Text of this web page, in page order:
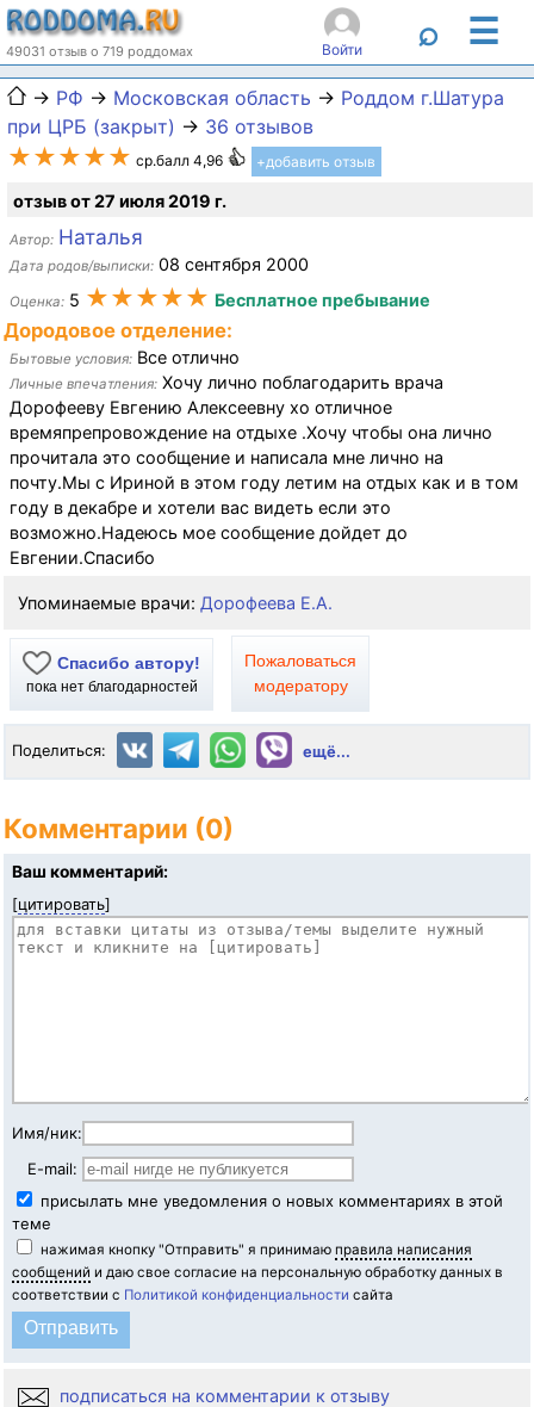
49031 отзыв о 719 роддомах Войти ⌕ ☰
→ РФ → Московская область → Роддом г.Шатура
при ЦРБ (закрыт) → 36 отзывов
★★★★★ ср.балл 4,96 +добавить отзыв
отзыв от 27 июля 2019 г.
Автор: Наталья
Дата родов/выписки: 08 сентября 2000
Оценка: 5 ★★★★★ Бесплатное пребывание
Дородовое отделение:
Бытовые условия: Все отлично
Личные впечатления: Хочу лично поблагодарить врача
Дорофееву Евгению Алексеевну хо отличное
времяпрепровождение на отдыхе .Хочу чтобы она лично
прочитала это сообщение и написала мне лично на
почту.Мы с Ириной в этом году летим на отдых как и в том
году в декабре и хотели вас видеть если это
возможно.Надеюсь мое сообщение дойдет до
Евгении.Спасибо
Упоминаемые врачи: Дорофеева Е.А.
Спасибо автору!
пока нет благодарностей
Пожаловаться
модератору
Поделиться: ещё...
Комментарии (0)
Ваш комментарий:
[цитировать]
Имя/ник:
E-mail:
присылать мне уведомления о новых комментариях в этой
теме
нажимая кнопку "Отправить" я принимаю правила написания
сообщений и даю свое согласие на персональную обработку данных в
соответствии с Политикой конфиденциальности сайта
подписаться на комментарии к отзыву